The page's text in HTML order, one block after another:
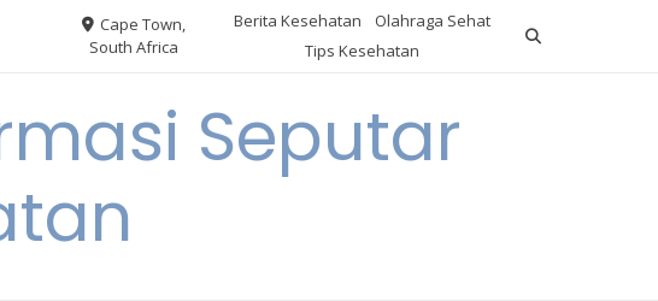
Cape Town,
South Africa
Berita Kesehatan
Olahraga Sehat
Tips Kesehatan
Seputar